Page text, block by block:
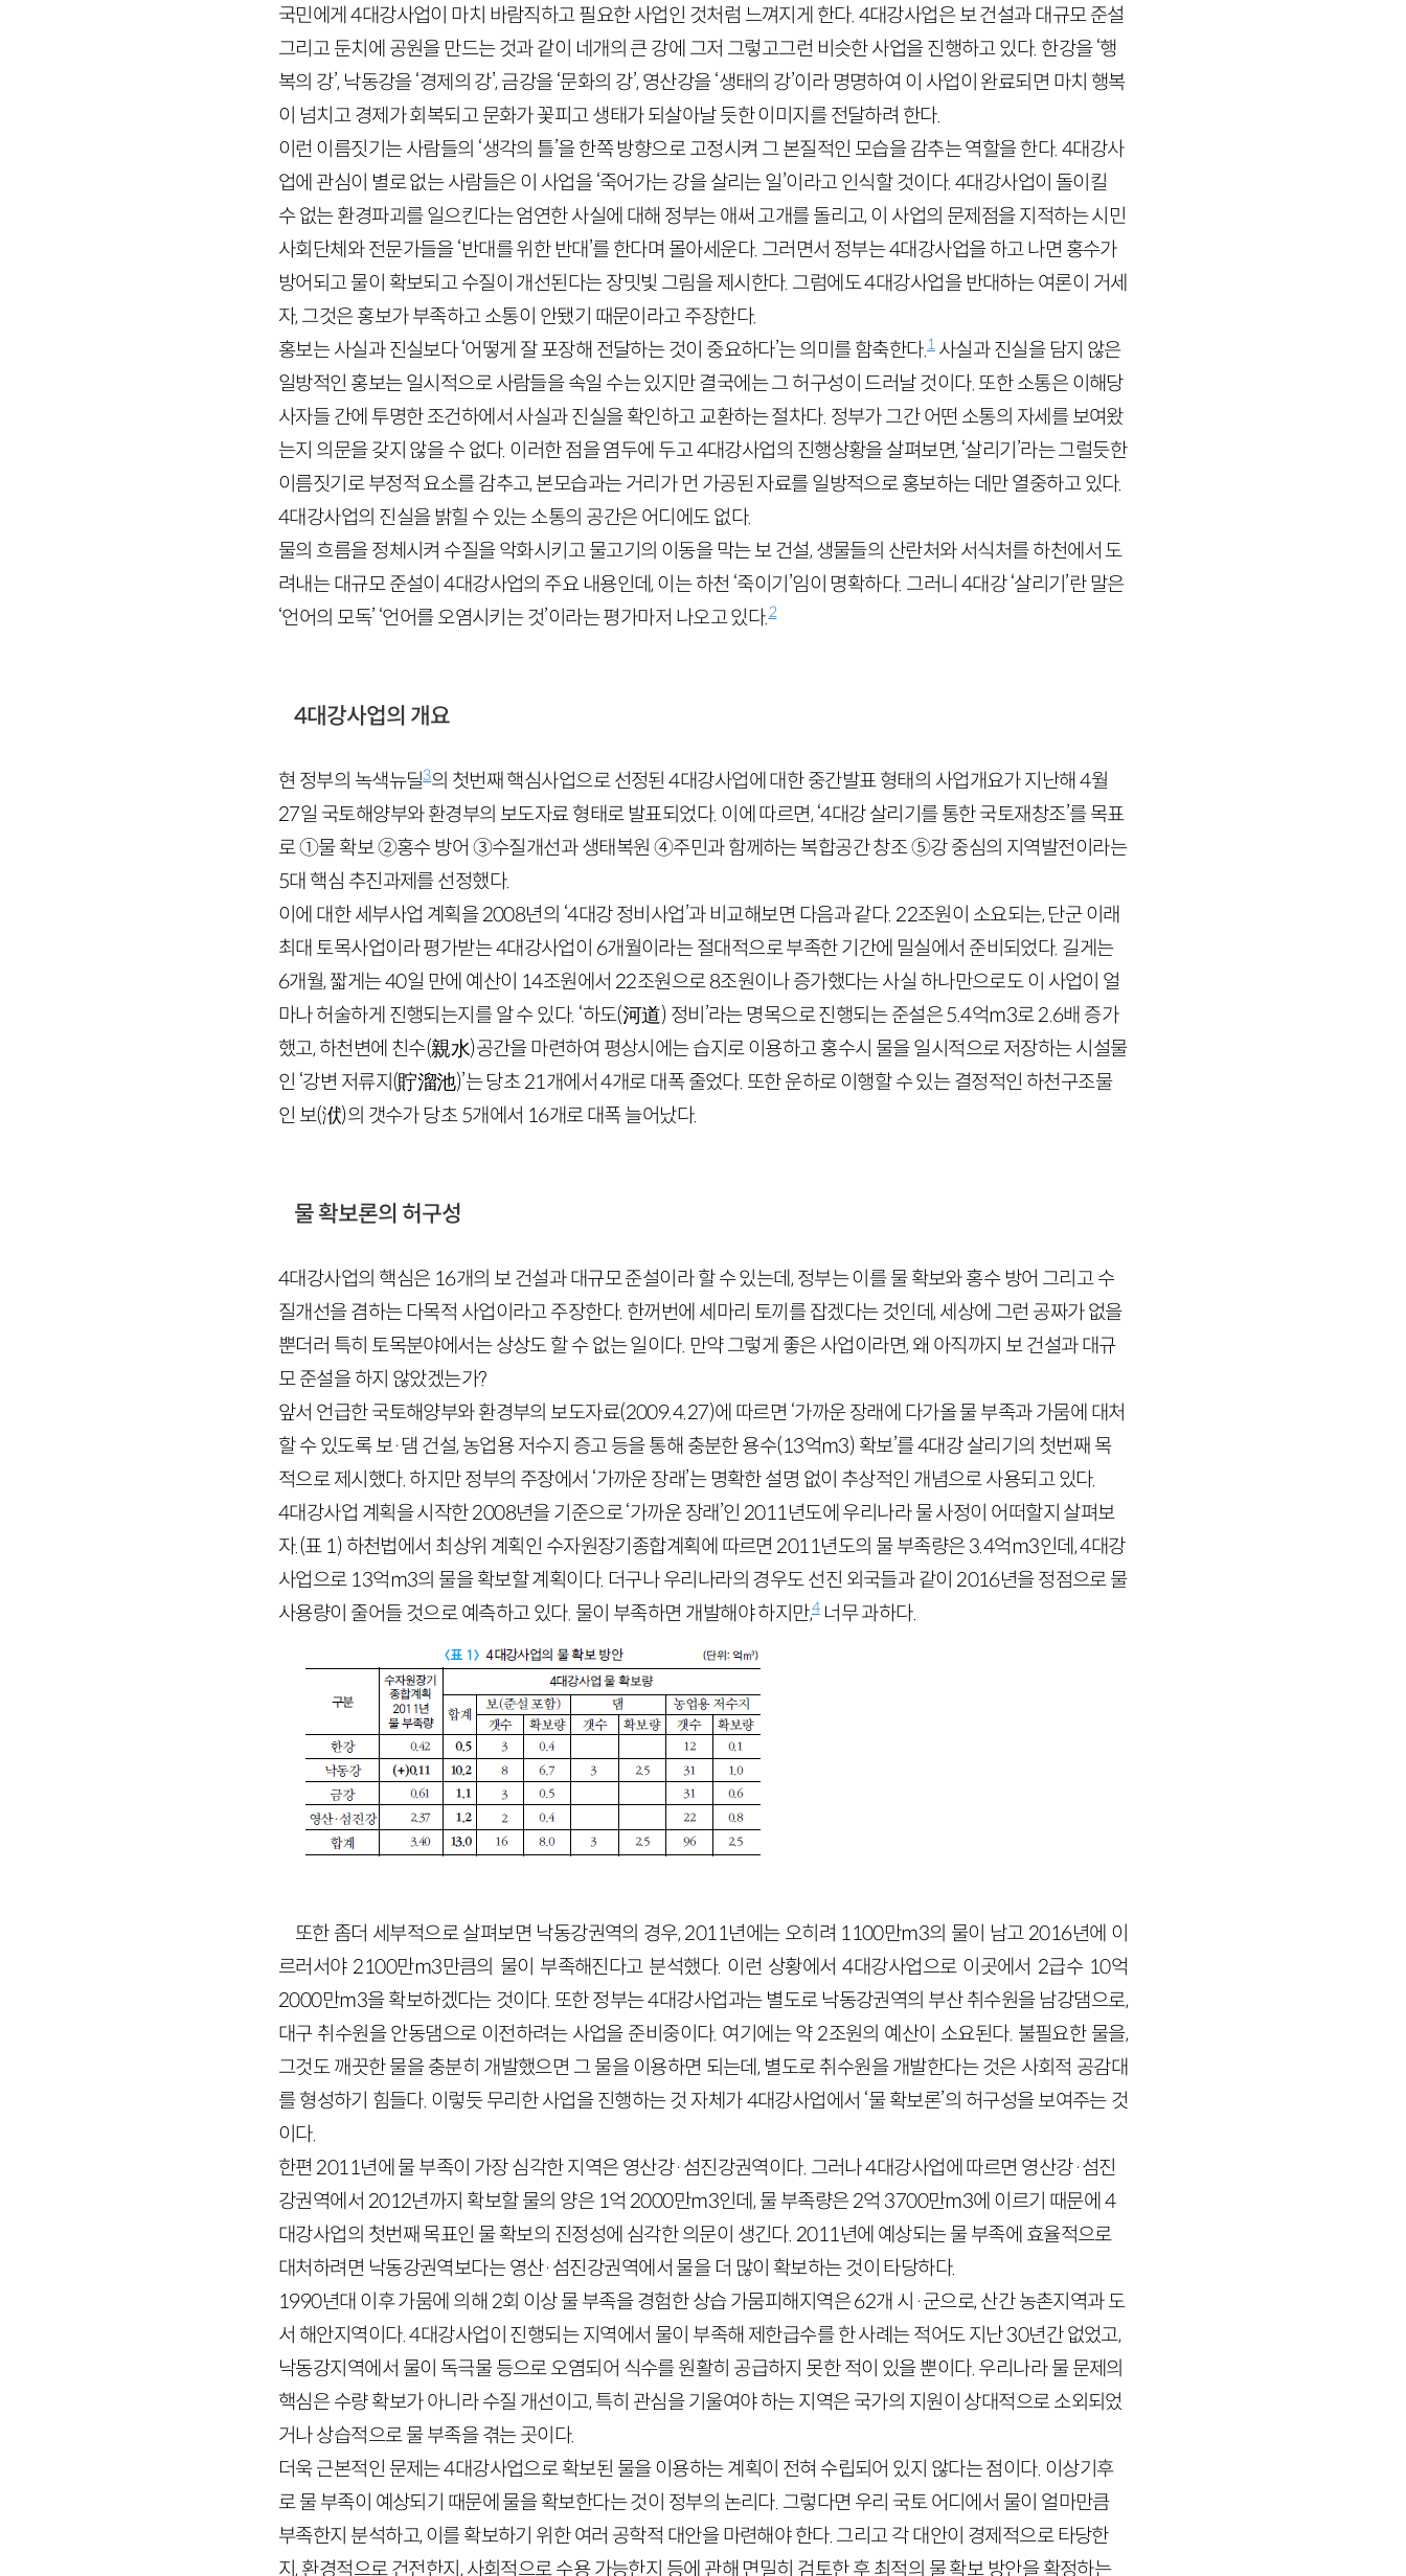
국민에게4대강사업이 마치 바람직하고 필요한 사업인 것처럼 느껴지게 한다. 4대강사업은 보 건설과 대규모 준설
그리고 둔치에 공원을 만드는 것과 같이 네개의 큰 강에 그저 그렇고그런 비슷한 사업을 진행하고 있다. 한강을 ‘행
복의 강’, 낙동강을 ‘경제의 강’, 금강을 ‘문화의 강’, 영산강을 ‘생태의 강’이라 명명하여 이 사업이 완료되면 마치 행복
이 넘치고 경제가 회복되고 문화가 꽃피고 생태가 되살아날 듯한 이미지를 전달하려 한다.
이런 이름짓기는 사람들의 ‘생각의 틀’을 한쪽 방향으로 고정시켜 그 본질적인 모습을 감추는 역할을 한다. 4대강사
업에 관심이 별로 없는 사람들은 이 사업을 ‘죽어가는 강을 살리는 일’이라고 인식할 것이다. 4대강사업이 돌이킬
수 없는 환경파괴를 일으킨다는 엄연한 사실에 대해 정부는 애써 고개를 돌리고, 이 사업의 문제점을 지적하는 시민
사회단체와 전문가들을 ‘반대를 위한 반대’를 한다며 몰아세운다. 그러면서 정부는4대강사업을 하고 나면 홍수가
방어되고 물이 확보되고 수질이 개선된다는 장밋빛 그림을 제시한다. 그럼에도4대강사업을 반대하는 여론이 거세
자, 그것은 홍보가 부족하고 소통이 안됐기 때문이라고 주장한다.
홍보는 사실과 진실보다 ‘어떻게 잘 포장해 전달하는 것이 중요하다’는 의미를 함축한다.1사실과 진실을 담지 않은
일방적인 홍보는 일시적으로 사람들을 속일 수는 있지만 결국에는 그 허구성이 드러날 것이다. 또한 소통은 이해당
사자들 간에 투명한 조건하에서 사실과 진실을 확인하고 교환하는 절차다. 정부가 그간 어떤 소통의 자세를 보여왔
는지 의문을 갖지 않을 수 없다. 이러한 점을 염두에 두고4대강사업의 진행상황을 살펴보면, ‘살리기’라는 그럴듯한
이름짓기로 부정적 요소를 감추고, 본모습과는 거리가 먼 가공된 자료를 일방적으로 홍보하는 데만 열중하고 있다.
4대강사업의 진실을 밝힐 수 있는 소통의 공간은 어디에도 없다.
물의 흐름을 정체시켜 수질을 악화시키고 물고기의 이동을 막는 보 건설, 생물들의 산란처와 서식처를 하천에서 도
려내는 대규모 준설이4대강사업의 주요 내용인데, 이는 하천 ‘죽이기’임이 명확하다. 그러니 4대강 ‘살리기’란 말은
‘언어의 모독’ ‘언어를 오염시키는 것’이라는 평가마저 나오고 있다.2
4대강사업의 개요
현 정부의 녹색뉴딜3의 첫번째 핵심사업으로 선정된4대강사업에 대한 중간발표 형태의 사업개요가 지난해4월
27일 국토해양부와 환경부의 보도자료 형태로 발표되었다. 이에 따르면, ‘4대강 살리기를 통한 국토재창조’를 목표
로 ①물 확보 ②홍수 방어 ③수질개선과 생태복원 ④주민과 함께하는 복합공간 창조 ⑤강 중심의 지역발전이라는
5대 핵심 추진과제를 선정했다.
이에 대한 세부사업 계획을2008년의 ‘4대강 정비사업’과 비교해보면 다음과 같다. 22조원이 소요되는, 단군 이래
최대 토목사업이라 평가받는4대강사업이 6개월이라는 절대적으로 부족한 기간에 밀실에서 준비되었다. 길게는
6개월, 짧게는40일 만에 예산이 14조원에서 22조원으로8조원이나 증가했다는 사실 하나만으로도 이 사업이 얼
마나 허술하게 진행되는지를 알 수 있다. ‘하도(河道) 정비’라는 명목으로 진행되는 준설은5.4억m3로2.6배 증가
했고, 하천변에 친수(親水)공간을 마련하여 평상시에는 습지로 이용하고 홍수시 물을 일시적으로 저장하는 시설물
인 ‘강변 저류지 (貯溜池)’는 당초21개에서4개로 대폭 줄었다. 또한 운하로 이행할 수 있는 결정적인 하천구조물
인 보(洑)의 갯수가 당초5개에서 16개로 대폭 늘어났다.
물 확보론의 허구성
4대강사업의 핵심은 16개의 보 건설과 대규모 준설이라 할 수 있는데, 정부는 이를 물 확보와 홍수 방어 그리고 수
질개선을 겸하는 다목적 사업이라고 주장한다. 한꺼번에 세마리 토끼를 잡겠다는 것인데, 세상에 그런 공짜가 없을
뿐더러 특히 토목분야에서는 상상도 할 수 없는 일이다. 만약 그렇게 좋은 사업이라면, 왜 아직까지 보 건설과 대규
모 준설을 하지 않았겠는가?
앞서 언급한 국토해양부와 환경부의 보도자료(2009.4.27)에 따르면 ‘가까운 장래에 다가올 물 부족과 가뭄에 대처
할 수 있도록 보·댐 건설, 농업용 저수지 증고 등을 통해 충분한 용수(13억m3) 확보’를4대강 살리기의 첫번째 목
적으로 제시했다. 하지만 정부의 주장에서 ‘가까운 장래’는 명확한 설명 없이 추상적인 개념으로 사용되고 있다.
4대강사업 계획을 시작한2008년을 기준으로 ‘가까운 장래’인 2011년도에 우리나라 물 사정이 어떠할지 살펴보
자.(표 1) 하천법에서 최상위 계획인 수자원장기종합계획에 따르면 2011년도의 물 부족량은3.4억m3인데,4대강
사업으로 13억m3의 물을 확보할 계획이다. 더구나 우리나라의 경우도 선진 외국들과 같이 2016년을 정점으로 물
사용량이 줄어들 것으로 예측하고 있다. 물이 부족하면 개발해야 하지만,4너무 과하다.
또한 좀더 세부적으로 살펴보면 낙동강권역의 경우, 2011년에는 오히려 1100만m3의 물이 남고 2016년에 이
르러서야 2100만m3만큼의 물이 부족해진다고 분석했다. 이런 상황에서4대강사업으로 이곳에서 2급수 10억
2000만m3을 확보하겠다는 것이다. 또한 정부는4대강사업과는 별도로 낙동강권역의 부산 취수원을 남강댐으로,
대구 취수원을 안동댐으로 이전하려는 사업을 준비중이다. 여기에는 약 2조원의 예산이 소요된다. 불필요한 물을,
그것도 깨끗한 물을 충분히 개발했으면 그 물을 이용하면 되는데, 별도로 취수원을 개발한다는 것은 사회적 공감대
를 형성하기 힘들다. 이렇듯 무리한 사업을 진행하는 것 자체가4대강사업에서 ‘물 확보론’의 허구성을 보여주는 것
이다.
한편 2011년에 물 부족이 가장 심각한 지역은 영산강·섬진강권역이다. 그러나4대강사업에 따르면 영산강·섬진
강권역에서 2012년까지 확보할 물의 양은 1억 2000만m3인데, 물 부족량은2억 3700만m3에 이르기 때문에 4
대강사업의 첫번째 목표인 물 확보의 진정성에 심각한 의문이 생긴다. 2011년에 예상되는 물 부족에 효율적으로
대처하려면 낙동강권역보다는 영산·섬진강권역에서 물을 더 많이 확보하는 것이 타당하다.
1990년대 이후 가뭄에 의해 2회 이상 물 부족을 경험한 상습 가뭄피해지역은62개 시·군으로, 산간 농촌지역과 도
서 해안지역이다.4대강사업이 진행되는 지역에서 물이 부족해 제한급수를 한 사례는 적어도 지난30년간 없었고,
낙동강지역에서 물이 독극물 등으로 오염되어 식수를 원활히 공급하지 못한 적이 있을 뿐이다. 우리나라 물 문제의
핵심은 수량 확보가 아니라 수질 개선이고, 특히 관심을 기울여야 하는 지역은 국가의 지원이 상대적으로 소외되었
거나 상습적으로 물 부족을 겪는 곳이다.
더욱 근본적인 문제는4대강사업으로 확보된 물을 이용하는 계획이 전혀 수립되어 있지 않다는 점이다. 이상기후
로 물 부족이 예상되기 때문에 물을 확보한다는 것이 정부의 논리다. 그렇다면 우리 국토 어디에서 물이 얼마만큼
부족한지 분석하고, 이를 확보하기 위한 여러 공학적 대안을 마련해야 한다. 그리고 각 대안이 경제적으로 타당한
지, 환경적으로 건전한지, 사회적으로 수용 가능한지 등에 관해 면밀히 검토한 후 최적의 물 확보 방안을 확정하는